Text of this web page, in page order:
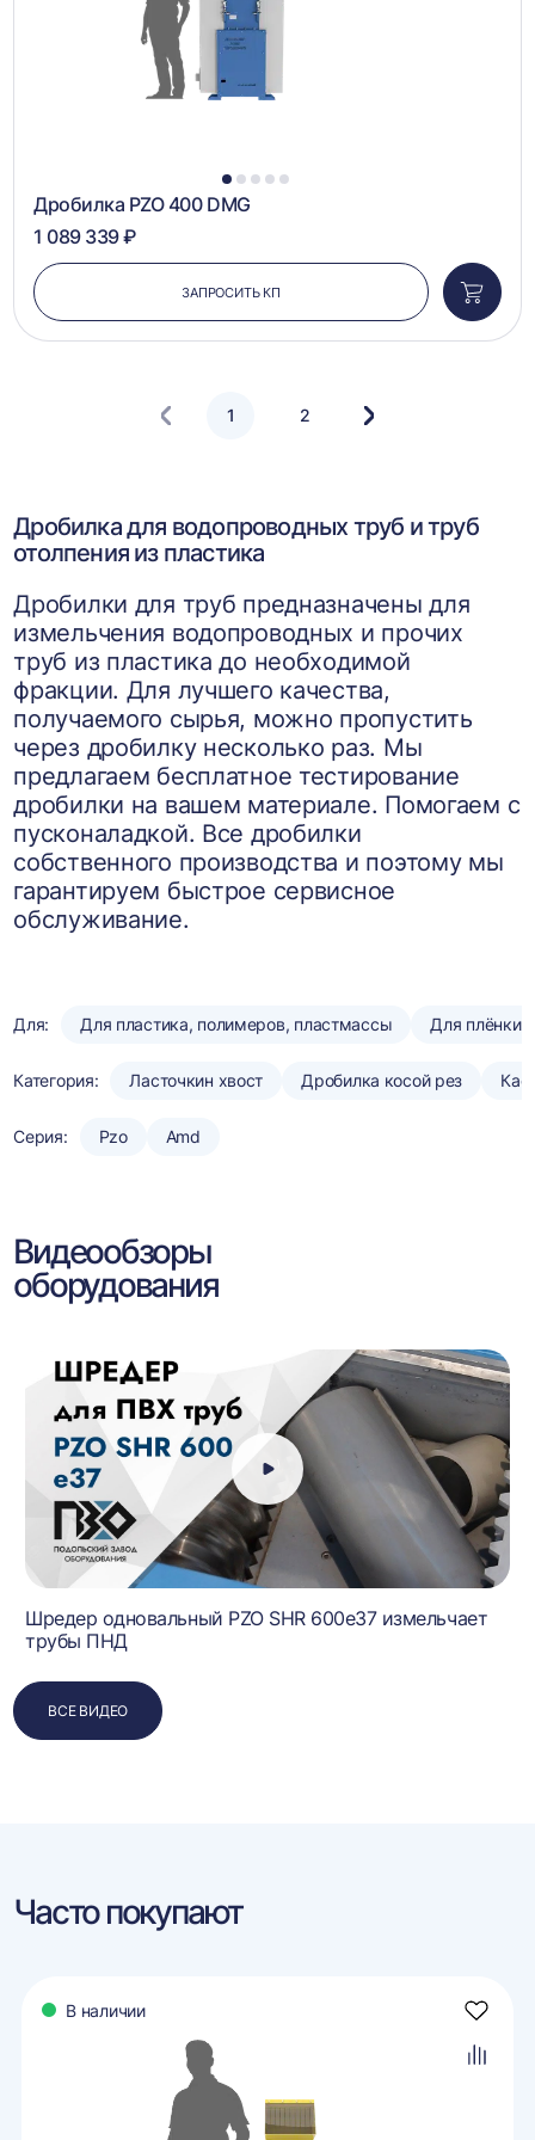
1 2 3 4 5
Дробилка PZO 400 DMG
1 089 339 ₽
ЗАПРОСИТЬ КП
в
1 2
Следующая
Дробилка для водопроводных труб и труб
отолпения из пластика
Дробилки для труб предназначены для
измельчения водопроводных и прочих
труб из пластика до необходимой
фракции. Для лучшего качества,
получаемого сырья, можно пропустить
через дробилку несколько раз. Мы
предлагаем бесплатное тестирование
дробилки на вашем материале. Помогаем с
пусконаладкой. Все дробилки
собственного производства и поэтому мы
гарантируем быстрое сервисное
обслуживание.
Для: Для пластика, полимеров, пластмассы Для плёнки
Категория: Ласточкин хвост Дробилка косой рез
Серия: Pzo Amd
Видеообзоры
оборудования
Шредер одновальный PZO SHR 600e37 измельчает
трубы ПНД
ВСЕ ВИДЕО
Часто покупают
В наличии